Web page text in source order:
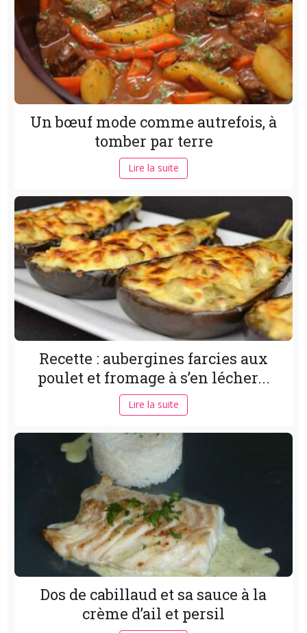
Un bœuf mode comme autrefois, à
tomber par terre
Lire la suite
Recette : aubergines farcies aux
poulet et fromage à s’en lécher...
Lire la suite
Dos de cabillaud et sa sauce à la
crème d’ail et persil